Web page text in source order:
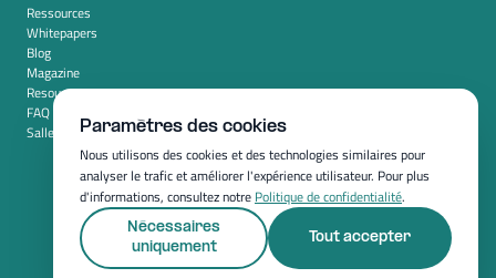
Ressources
Whitepapers
Blog
Magazine
Resources
FAQ
Salle de presseParamètres des cookies
Nous utilisons des cookies et des technologies similaires pour
analyser le trafic et améliorer l'expérience utilisateur. Pour plus
d'informations, consultez notre Politique de confidentialité.
Nécessaires
uniquement
Tout accepter